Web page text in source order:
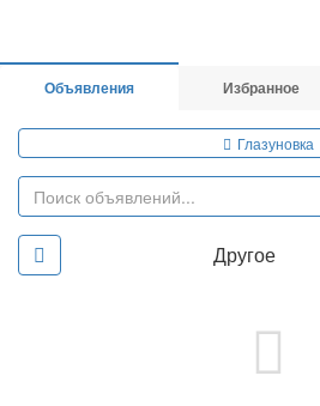
Объявления Избранное
Глазуновка
Другое